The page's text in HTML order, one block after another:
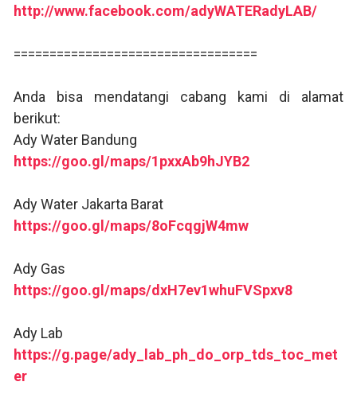
http://www.facebook.com/adyWATERadyLAB/
==================================
Anda bisa mendatangi cabang kami di alamat
berikut:
Ady Water Bandung
https://goo.gl/maps/1pxxAb9hJYB2
Ady Water Jakarta Barat
https://goo.gl/maps/8oFcqgjW4mw
Ady Gas
https://goo.gl/maps/dxH7ev1whuFVSpxv8
Ady Lab
https://g.page/ady_lab_ph_do_orp_tds_toc_met
er